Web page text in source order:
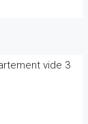
vide 3